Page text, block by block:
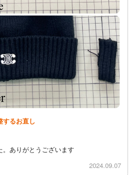
するお直し
ありがとうございます
2024.09.07